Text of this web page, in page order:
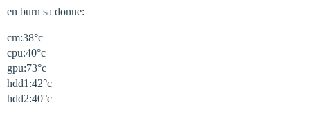
en burn sa donne:
cm:38°c
cpu:40°c
gpu:73°c
hdd1:42°c
hdd2:40°c